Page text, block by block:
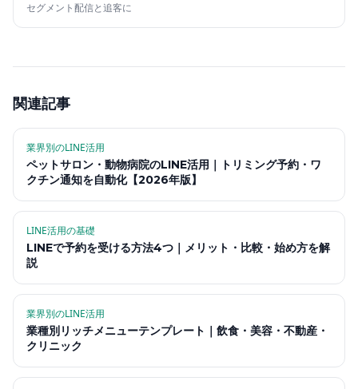
セグメント配信と追客に
関連記事
業界別のLINE活用
ペットサロン・動物病院のLINE活用｜トリミング予約・ワ
クチン通知を自動化【2026年版】
LINE活用の基礎
LINEで予約を受ける方法4つ｜メリット・比較・始め方を解
説
業界別のLINE活用
業種別リッチメニューテンプレート｜飲食・美容・不動産・
クリニック